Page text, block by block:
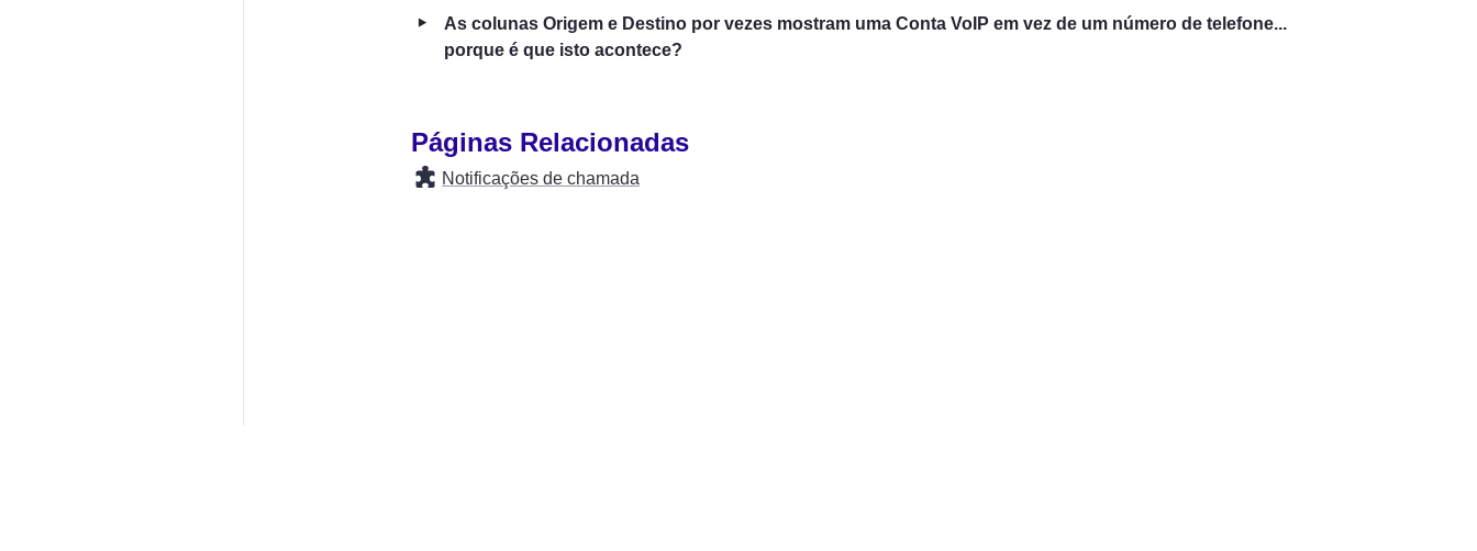
‣
As colunas Origem e Destino por vezes mostram uma Conta VoIP em vez de um número de telefone...
porque é que isto acontece?
Páginas Relacionadas
Notificações de chamada